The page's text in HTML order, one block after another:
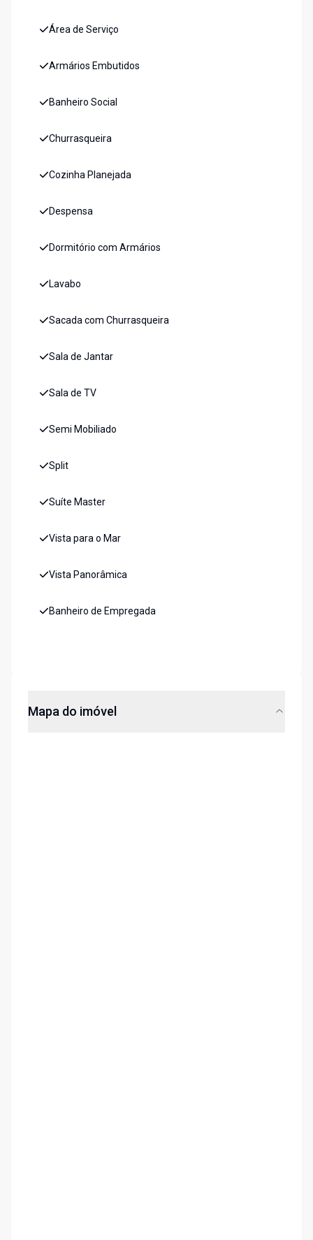
Área de Serviço
Armários Embutidos
Banheiro Social
Churrasqueira
Cozinha Planejada
Despensa
Dormitório com Armários
Lavabo
Sacada com Churrasqueira
Sala de Jantar
Sala de TV
Semi Mobiliado
Split
Suíte Master
Vista para o Mar
Vista Panorâmica
Banheiro de Empregada
Mapa do imóvel